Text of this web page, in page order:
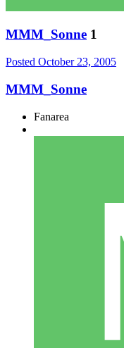
MMM_Sonne 1
Posted October 23, 2005
MMM_Sonne
Fanarea